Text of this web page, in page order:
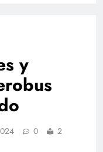
y
0
2